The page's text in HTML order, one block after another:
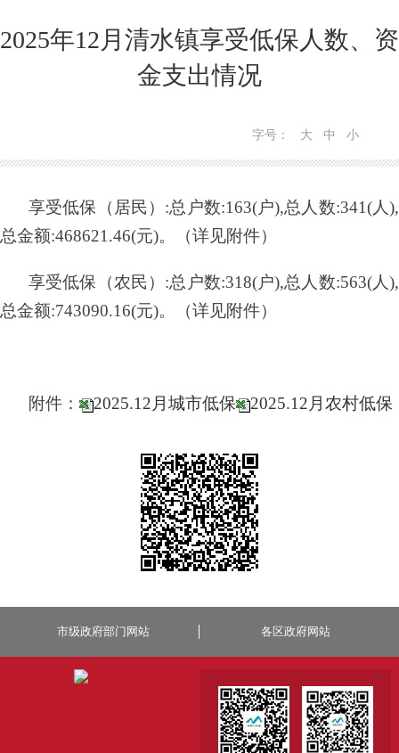
2025年12月清水镇享受低保人数、资
金支出情况
字号： 大 中 小
享受低保（居民） :总户数:163(户),总人数:341(人),
总金额:468621.46(元)。（详见附件）
享受低保（农民） :总户数:318(户),总人数:563(人),
总金额:743090.16(元)。（详见附件）
附件： 2025.12月城市低保 2025.12月农村低保
市级政府部门网站 各区政府网站